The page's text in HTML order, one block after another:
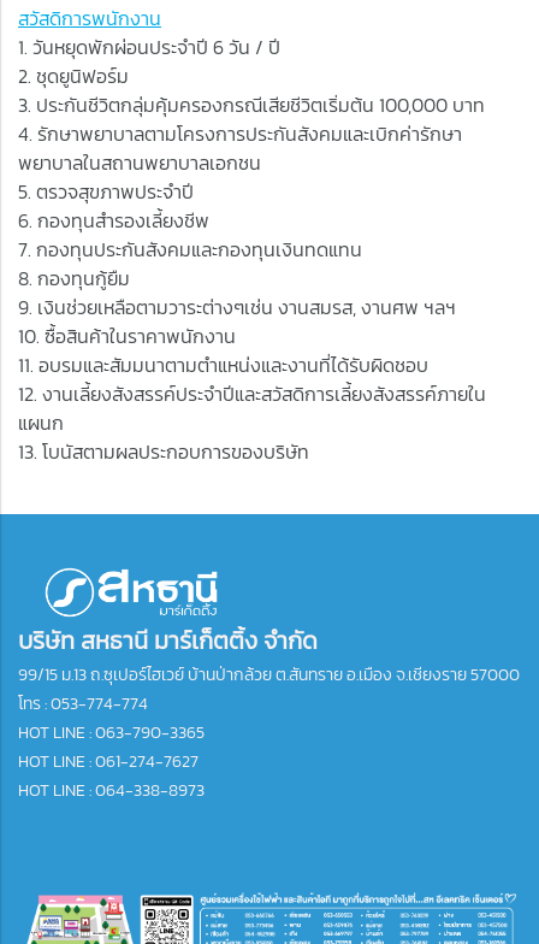
สวัสดิการพนักงาน
1. วันหยุดพักผ่อนประจำปี 6 วัน / ปี
2. ชุดยูนิฟอร์ม
3. ประกันชีวิตกลุ่มคุ้มครองกรณีเสียชีวิตเริ่มต้น 100,000 บาท
4. รักษาพยาบาลตามโครงการประกันสังคมและเบิกค่ารักษา
พยาบาลในสถานพยาบาลเอกชน
5. ตรวจสุขภาพประจำปี
6. กองทุนสำรองเลี้ยงชีพ
7. กองทุนประกันสังคมและกองทุนเงินทดแทน
8. กองทุนกู้ยืม
9. เงินช่วยเหลือตามวาระต่างๆเช่น งานสมรส, งานศพ ฯลฯ
10. ซื้อสินค้าในราคาพนักงาน
11. อบรมและสัมมนาตามตำแหน่งและงานที่ได้รับผิดชอบ
12. งานเลี้ยงสังสรรค์ประจำปีและสวัสดิการเลี้ยงสังสรรค์ภายใน
แผนก
13. โบนัสตามผลประกอบการของบริษัท
บริษัท สหธานี มาร์เก็ตติ้ง จำกัด
99/15 ม.13 ถ.ซุเปอร์ไฮเวย์ บ้านป่ากล้วย ต.สันทราย อ.เมือง จ.เชียงราย 57000
โทร :053-774-774
HOT LINE : 063-790-3365
HOT LINE : 061-274-7627
HOT LINE : 064-338-8973